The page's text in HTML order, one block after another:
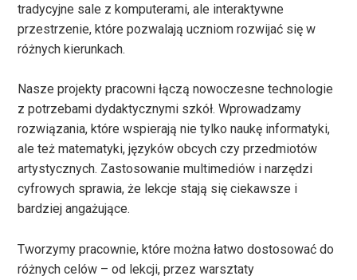
tradycyjne sale z komputerami, ale interaktywne
przestrzenie, które pozwalają uczniom rozwijać się w
różnych kierunkach.
Nasze projekty pracowni łączą nowoczesne technologie
z potrzebami dydaktycznymi szkół. Wprowadzamy
rozwiązania, które wspierają nie tylko naukę informatyki,
ale też matematyki, języków obcych czy przedmiotów
artystycznych. Zastosowanie multimediów i narzędzi
cyfrowych sprawia, że lekcje stają się ciekawsze i
bardziej angażujące.
Tworzymy pracownie, które można łatwo dostosować do
różnych celów – od lekcji, przez warsztaty